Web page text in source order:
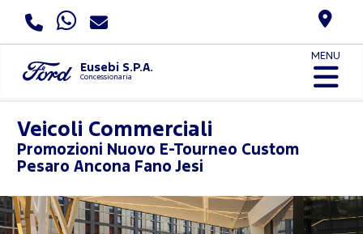
Eusebi S.P.A.
Concessionaria
MENU
Veicoli Commerciali
Promozioni Nuovo E-Tourneo Custom
Pesaro Ancona Fano Jesi